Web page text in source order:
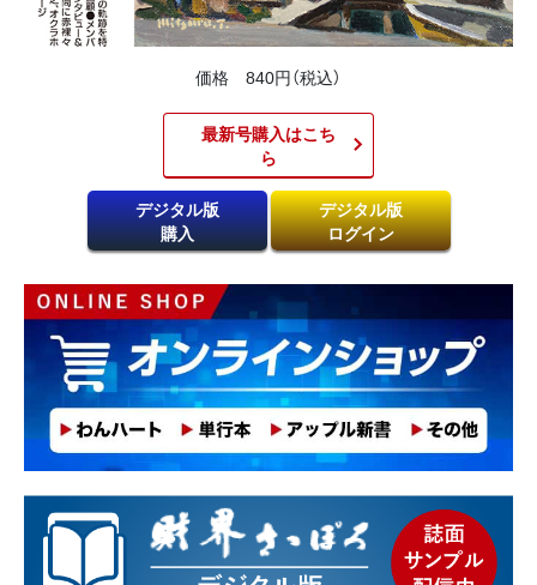
価格 840円（税込）
最新号購入はこち
ら​
デジタル版
購入
デジタル版
ログイン